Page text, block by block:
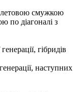
смужкою
по діагоналі з
гібридів
наступних